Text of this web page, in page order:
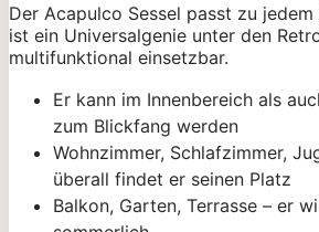
Der Acapulco Sessel passt zu
ist ein Universalgenie unter den
multifunktional einsetzbar.
Er kann im Innenbereich als
zum Blickfang werden
Wohnzimmer, Schlafzimmer,
überall findet er seinen Platz
Balkon, Garten, Terrasse – er